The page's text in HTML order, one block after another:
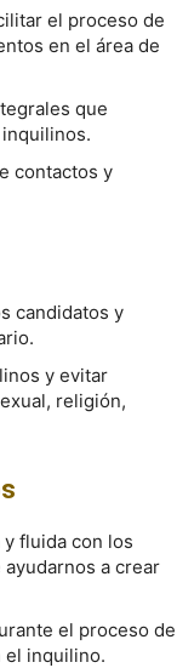
el proceso de
en el área de
que
contactos y
candidatos y
y evitar
religión,
fluida con los
a crear
el proceso de
el inquilino.